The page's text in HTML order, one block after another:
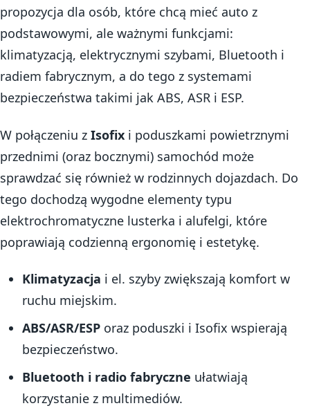
propozycja dla osób, które chcą mieć auto z
podstawowymi, ale ważnymi funkcjami:
klimatyzacją, elektrycznymi szybami, Bluetooth i
radiem fabrycznym, a do tego z systemami
bezpieczeństwa takimi jak ABS, ASR i ESP.
W połączeniu z Isofix i poduszkami powietrznymi
przednimi (oraz bocznymi) samochód może
sprawdzać się również w rodzinnych dojazdach. Do
tego dochodzą wygodne elementy typu
elektrochromatyczne lusterka i alufelgi, które
poprawiają codzienną ergonomię i estetykę.
Klimatyzacja i el. szyby zwiększają komfort w
ruchu miejskim.
ABS/ASR/ESPoraz poduszki i Isofix wspierają
bezpieczeństwo.
Bluetooth i radio fabryczne ułatwiają
korzystanie z multimediów.